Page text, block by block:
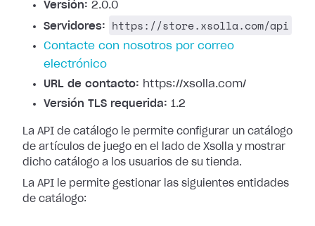
Versión: 2.0.0
Servidores:
https://store.xsolla.com/api
Contacte con nosotros por correo
electrónico
URL de contacto: https://xsolla.com/
Versión TLS requerida: 1.2
La API de catálogo le permite configurar un catálogo
de artículos de juego en el lado de Xsolla y mostrar
dicho catálogo a los usuarios de su tienda.
La API le permite gestionar las siguientes entidades
de catálogo: